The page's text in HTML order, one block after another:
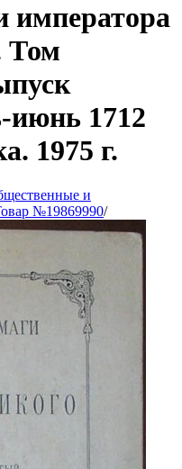
императора
Том
июнь 1712
1975 г.
и
№19869990/